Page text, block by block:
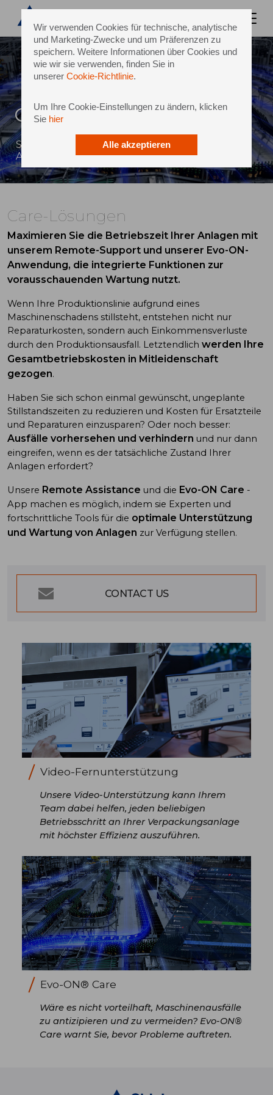
Wir verwenden Cookies für technische, analytische
und Marketing-Zwecke und um Präferenzen zu
speichern. Weitere Informationen über Cookies und
wie wir sie verwenden, finden Sie in
unserer Cookie-Richtlinie.
Um Ihre Cookie-Einstellungen zu ändern, klicken
Sie hier
Alle akzeptieren
Care-Lösungen
Sicherstellung des kontinuierlichen
Anlagenbetriebs
Care-Lösungen
Maximieren Sie die Betriebszeit Ihrer Anlagen mit
unserem Remote-Support und unserer Evo-ON-
Anwendung, die integrierte Funktionen zur
vorausschauenden Wartung nutzt.
Wenn Ihre Produktionslinie aufgrund eines
Maschinenschadens stillsteht, entstehen nicht nur
Reparaturkosten, sondern auch Einkommensverluste
durch den Produktionsausfall. Letztendlich werden Ihre
Gesamtbetriebskosten in Mitleidenschaft
gezogen.
Haben Sie sich schon einmal gewünscht, ungeplante
Stillstandszeiten zu reduzieren und Kosten für Ersatzteile
und Reparaturen einzusparen? Oder noch besser:
Ausfälle vorhersehen und verhindern und nur dann
eingreifen, wenn es der tatsächliche Zustand Ihrer
Anlagen erfordert?
Unsere Remote Assistance und die Evo-ON Care -
App machen es möglich, indem sie Experten und
fortschrittliche Tools für die optimale Unterstützung
und Wartung von Anlagen zur Verfügung stellen.
CONTACT US
Video-Fernunterstützung
Unsere Video-Unterstützung kann Ihrem
Team dabei helfen, jeden beliebigen
Betriebsschritt an Ihrer Verpackungsanlage
mit höchster Effizienz auszuführen.
Evo-ON® Care
Wäre es nicht vorteilhaft, Maschinenausfälle
zu antizipieren und zu vermeiden? Evo-ON®
Care warnt Sie, bevor Probleme auftreten.